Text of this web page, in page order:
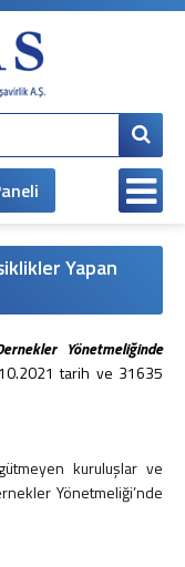
Yapan
Yönetmeliğinde
tarih ve 31635
kuruluşlar ve
Yönetmeliği’nde